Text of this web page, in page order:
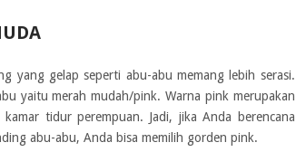
yang gelap seperti abu-abu memang lebih serasi.
yaitu merah mudah/pink. Warna pink merupakan
tidur perempuan. Jadi, jika Anda berencana
abu-abu, Anda bisa memilih gorden pink.